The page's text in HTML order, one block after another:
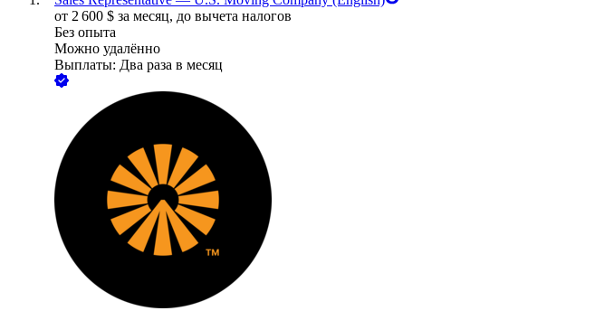
от 2 600 $ за месяц, до вычета налогов
Без опыта
Можно удалённо
Выплаты: Два раза в месяц